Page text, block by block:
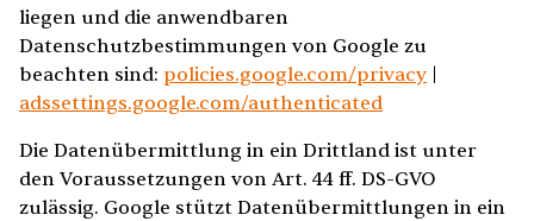
liegen und die anwendbaren
Datenschutzbestimmungen von Google zu
beachten sind: policies.google.com/privacy |
adssettings.google.com/authenticated
Die Datenübermittlung in ein Drittland ist unter
den Voraussetzungen von Art. 44 ff. DS-GVO
zulässig. Google stützt Datenübermittlungen in ein